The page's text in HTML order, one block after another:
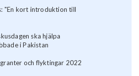
"En kort introduktion till
ska hjälpa
i Pakistan
och flyktingar 2022